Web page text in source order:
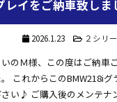
イをご納車致しま
2026.1.23 ２シリ
のＭ様、この度はご納車
これからこのBMW218i
い♪ ご購入後のメンテナ